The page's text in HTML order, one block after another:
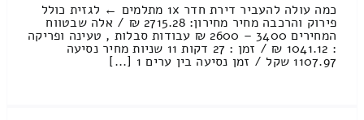
כמה עולה להעביר דירת חדר 1x מתלמים ← לגזית כולל
פירוק והרכבה מחיר מחירון: 2715.28 ₪ / אלה שבטווח
המחירים 3400 – 2600 ₪ עבודות סבלות , טעינה ופריקה
: 1041.12 ₪ / זמן : 27 דקות 11 שניות מחיר נסיעה
1107.97 שקל / זמן נסיעה בין ערים 1 [...]